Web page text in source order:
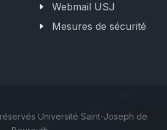
Webmail USJ
Mesures de sécurité
Université Saint-Joseph de